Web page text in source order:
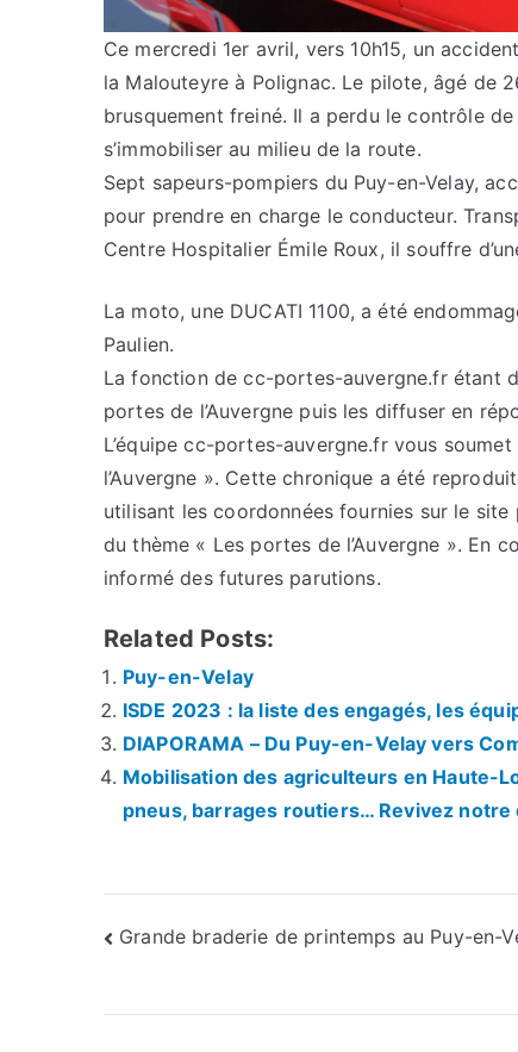
Ce mercredi 1er avril, vers 10h15, un
la Malouteyre à Polignac. Le pilote, âgé de
brusquement freiné. Il a perdu le contrôle
s’immobiliser au milieu de la route.
Sept sapeurs-pompiers du Puy-en-Velay,
pour prendre en charge le conducteur.
Centre Hospitalier Émile Roux, il souffre
La moto, une DUCATI 1100, a été
Paulien.
La fonction de cc-portes-auvergne.fr étant
portes de l’Auvergne puis les diffuser en
L’équipe cc-portes-auvergne.fr vous
l’Auvergne ». Cette chronique a été
utilisant les coordonnées fournies sur le
du thème « Les portes de l’Auvergne ». En
informé des futures parutions.
Related Posts:
Puy-en-Velay
ISDE 2023 : la liste des engagés, les
DIAPORAMA – Du Puy-en-Velay vers
Mobilisation des agriculteurs en Haute-
pneus, barrages routiers… Revivez notre
Navigation
Grande braderie de printemps au Puy-en-